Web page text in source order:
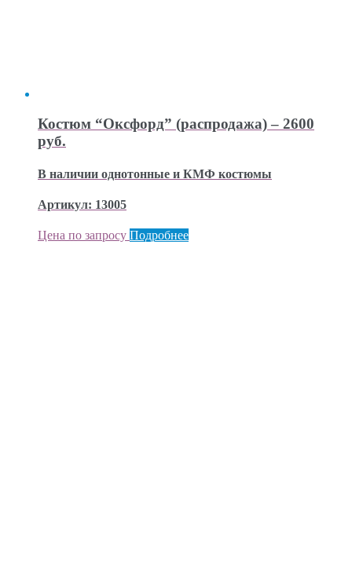
Костюм “Оксфорд” (распродажа) – 2600
руб.
В наличии однотонные и КМФ костюмы
Артикул: 13005
Цена по запросу Подробнее